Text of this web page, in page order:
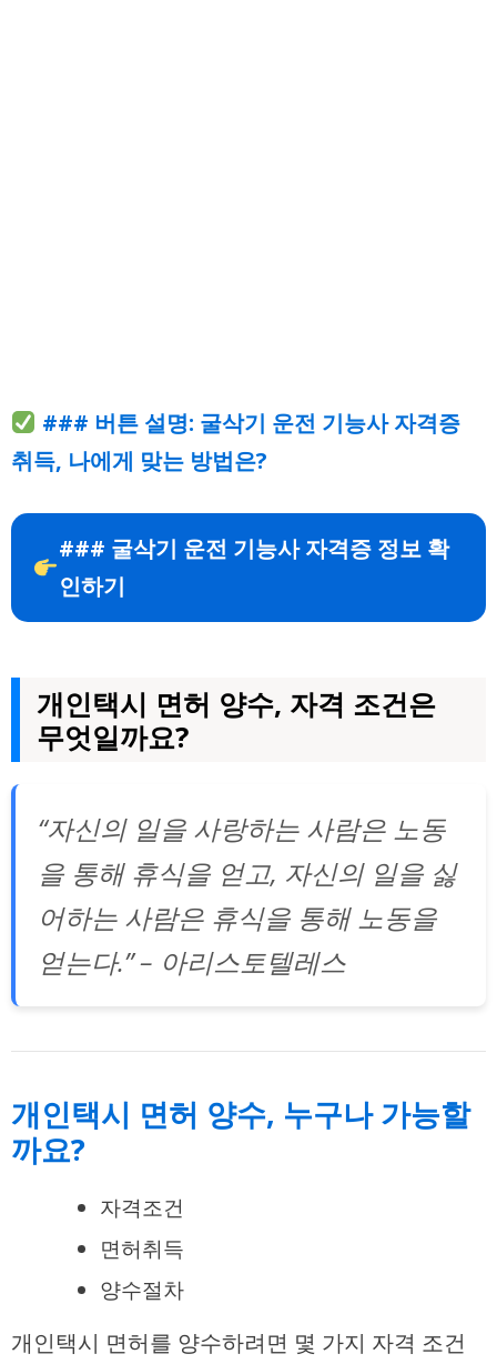
### 버튼 설명: 굴삭기 운전 기능사 자격증
취득, 나에게 맞는 방법은?
### 굴삭기 운전 기능사 자격증 정보 확
인하기
개인택시 면허 양수, 자격 조건은
무엇일까요?
“자신의 일을 사랑하는 사람은 노동
을 통해 휴식을 얻고, 자신의 일을 싫
어하는 사람은 휴식을 통해 노동을
얻는다.” – 아리스토텔레스
개인택시 면허 양수, 누구나 가능할
까요?
자격조건
면허취득
양수절차
개인택시 면허를 양수하려면 몇 가지 자격 조건